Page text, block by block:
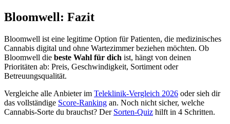
Bloomwell: Fazit
Bloomwell ist eine legitime Option für Patienten, die medizinisches
Cannabis digital und ohne Wartezimmer beziehen möchten. Ob
Bloomwell die beste Wahl für dich ist, hängt von deinen
Prioritäten ab: Preis, Geschwindigkeit, Sortiment oder
Betreuungsqualität.
Vergleiche alle Anbieter im Teleklinik-Vergleich 2026 oder sieh dir
das vollständige Score-Ranking an. Noch nicht sicher, welche
Cannabis-Sorte du brauchst? Der Sorten-Quiz hilft in 4 Schritten.